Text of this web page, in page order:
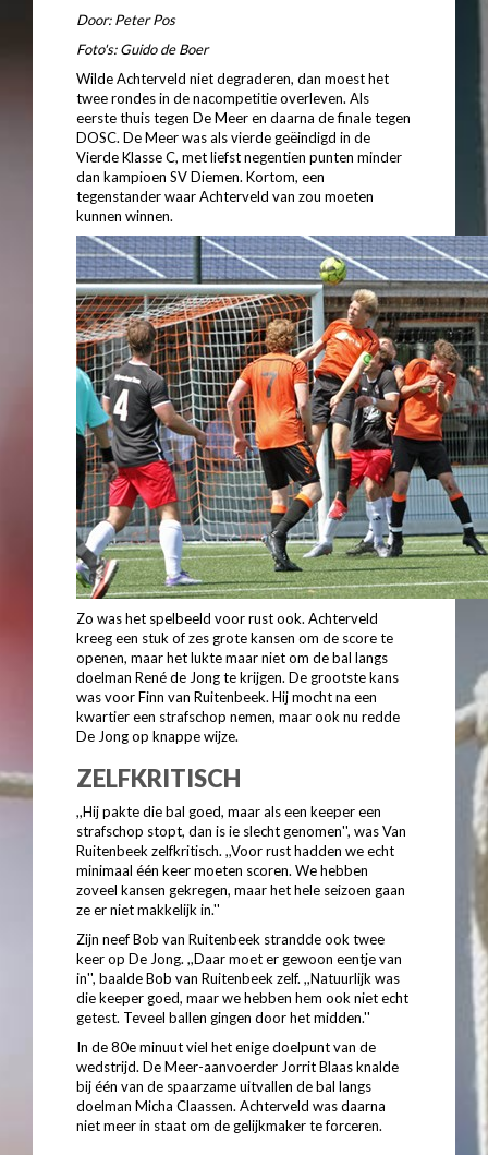
Door: Peter Pos
Foto's: Guido de Boer
Wilde Achterveld niet degraderen, dan moest het
twee rondes in de nacompetitie overleven. Als
eerste thuis tegen De Meer en daarna de finale tegen
DOSC. De Meer was als vierde geëindigd in de
Vierde Klasse C, met liefst negentien punten minder
dan kampioen SV Diemen. Kortom, een
tegenstander waar Achterveld van zou moeten
kunnen winnen.
Zo was het spelbeeld voor rust ook. Achterveld
kreeg een stuk of zes grote kansen om de score te
openen, maar het lukte maar niet om de bal langs
doelman René de Jong te krijgen. De grootste kans
was voor Finn van Ruitenbeek. Hij mocht na een
kwartier een strafschop nemen, maar ook nu redde
De Jong op knappe wijze.
ZELFKRITISCH
,,Hij pakte die bal goed, maar als een keeper een
strafschop stopt, dan is ie slecht genomen'', was Van
Ruitenbeek zelfkritisch. ,,Voor rust hadden we echt
minimaal één keer moeten scoren. We hebben
zoveel kansen gekregen, maar het hele seizoen gaan
ze er niet makkelijk in.''
Zijn neef Bob van Ruitenbeek strandde ook twee
keer op De Jong. ,,Daar moet er gewoon eentje van
in'', baalde Bob van Ruitenbeek zelf. ,,Natuurlijk was
die keeper goed, maar we hebben hem ook niet echt
getest. Teveel ballen gingen door het midden.''
In de 80e minuut viel het enige doelpunt van de
wedstrijd. De Meer-aanvoerder Jorrit Blaas knalde
bij één van de spaarzame uitvallen de bal langs
doelman Micha Claassen. Achterveld was daarna
niet meer in staat om de gelijkmaker te forceren.